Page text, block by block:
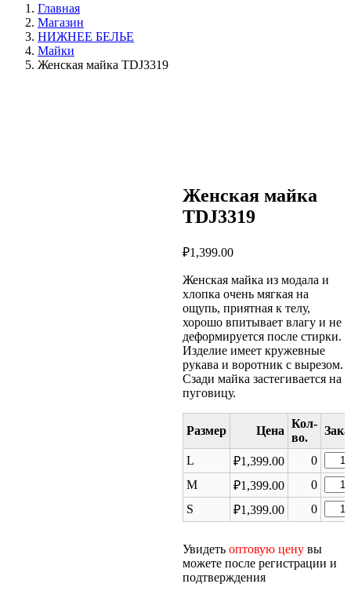
Главная
Магазин
НИЖНЕЕ БЕЛЬЕ
Майки
Женская майка TDJ3319
Женская майка
TDJ3319
₽1,399.00
Женская майка из модала и
хлопка очень мягкая на
ощупь, приятная к телу,
хорошо впитывает влагу и не
деформируется после стирки.
Изделие имеет кружевные
рукава и воротник с вырезом.
Сзади майка застегивается на
пуговицу.
Размер Цена
L ₽1,399.00 0
M ₽1,399.00 0
S ₽1,399.00 0
Увидеть оптовую ценувы
можете после регистрации и
подтверждения